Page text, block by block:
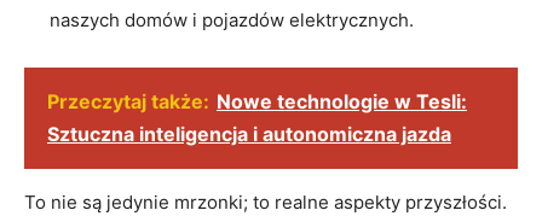
naszych domów i pojazdów elektrycznych.
Przeczytaj także: Nowe technologie w Tesli:
Sztuczna inteligencja i autonomiczna jazda
To nie są jedynie mrzonki; to realne aspekty przyszłości.